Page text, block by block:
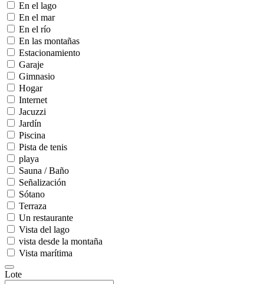
En el lago
En el mar
En el río
En las montañas
Estacionamiento
Garaje
Gimnasio
Hogar
Internet
Jacuzzi
Jardín
Piscina
Pista de tenis
playa
Sauna / Baño
Señalización
Sótano
Terraza
Un restaurante
Vista del lago
vista desde la montaña
Vista marítima
Lote